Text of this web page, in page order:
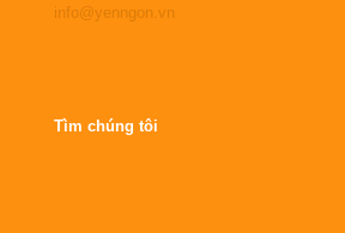
info@yenngon.vn
Tìm chúng tôi